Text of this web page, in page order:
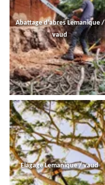
Abattage d'abres Lemanique /
vaud
Elagage Lemanique / vaud